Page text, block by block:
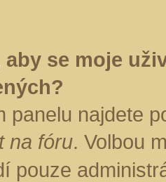
aby se moje
panelu najdete
na fóru. Volbou
pouze